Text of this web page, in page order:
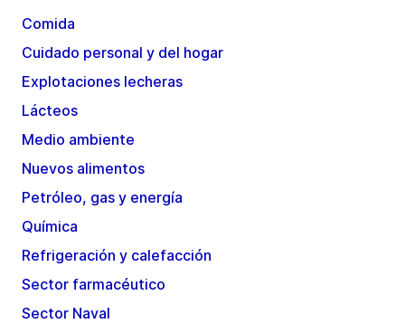
Comida
Cuidado personal y del hogar
Explotaciones lecheras
Lácteos
Medio ambiente
Nuevos alimentos
Petróleo, gas y energía
Química
Refrigeración y calefacción
Sector farmacéutico
Sector Naval